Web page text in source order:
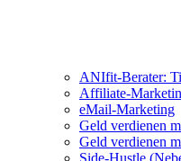
ANIfit-Berater:
Affiliate-
eMail-Marketing
Geld verdienen
Geld verdienen
Side-Hustle